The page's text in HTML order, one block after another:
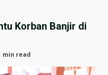
Korban Banjir di
min read